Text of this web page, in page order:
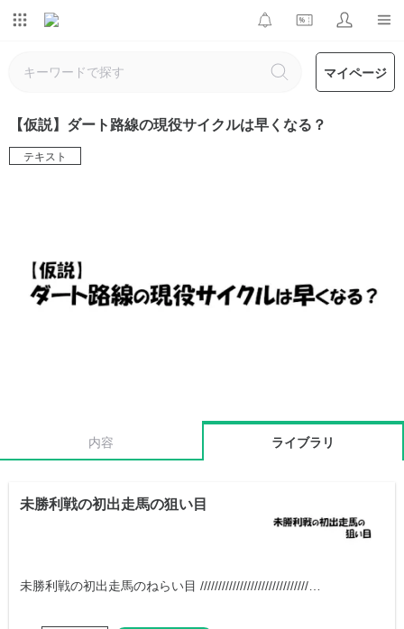
マイページ
【仮説】ダート路線の現役サイクルは早くなる？
テキスト
内容 ライブラリ
未勝利戦の初出走馬の狙い目
未勝利戦の初出走馬のねらい目 //////////////////////////////…